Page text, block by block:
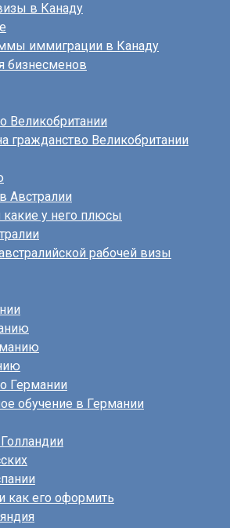
в Канаду
иммиграции в Канаду
бизнесменов
Великобритании
гражданство Великобритании
Австралии
какие у него плюсы
рабочей визы
Германии
обучение в Германии
как его оформить